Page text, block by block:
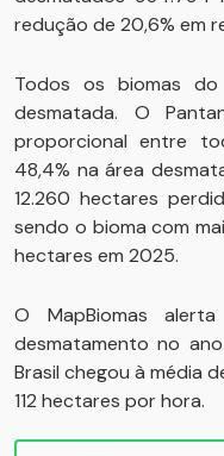
redução de 20,6% em
Todos os biomas
desmatada. O
proporcional entre
48,4% na área
12.260 hectares
sendo o bioma com
hectares em 2025.
O MapBiomas
desmatamento no
Brasil chegou à média
112 hectares por hora.